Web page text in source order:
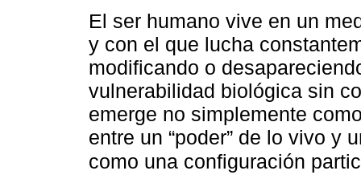
El ser humano vive en un
y con el que lucha
modificando o
vulnerabilidad biológica sin
emerge no simplemente
entre un “poder” de lo vivo y
como una configuración